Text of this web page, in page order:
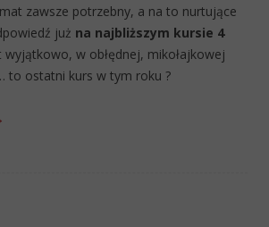
zawsze potrzebny, a na to nurtujące
już na najbliższym kursie 4
wyjątkowo, w obłędnej, mikołajkowej
to ostatni kurs w tym roku ?